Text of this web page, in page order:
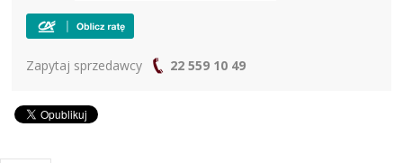
Zapytaj sprzedawcy 22 559 10 49